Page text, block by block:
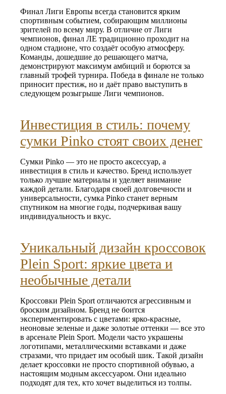
Финал Лиги Европы всегда становится ярким
спортивным событием, собирающим миллионы
зрителей по всему миру. В отличие от Лиги
чемпионов, финал ЛЕ традиционно проходит на
одном стадионе, что создаёт особую атмосферу.
Команды, дошедшие до решающего матча,
демонстрируют максимум амбиций и борются за
главный трофей турнира. Победа в финале не только
приносит престиж, но и даёт право выступить в
следующем розыгрыше Лиги чемпионов.
Инвестиция в стиль: почему
сумки Pinko стоят своих денег
Сумки Pinko — это не просто аксессуар, а
инвестиция в стиль и качество. Бренд использует
только лучшие материалы и уделяет внимание
каждой детали. Благодаря своей долговечности и
универсальности, сумка Pinko станет верным
спутником на многие годы, подчеркивая вашу
индивидуальность и вкус.
Уникальный дизайн кроссовок
Plein Sport: яркие цвета и
необычные детали
Кроссовки Plein Sport отличаются агрессивным и
броским дизайном. Бренд не боится
экспериментировать с цветами: ярко-красные,
неоновые зеленые и даже золотые оттенки — все это
в арсенале Plein Sport. Модели часто украшены
логотипами, металлическими вставками и даже
стразами, что придает им особый шик. Такой дизайн
делает кроссовки не просто спортивной обувью, а
настоящим модным аксессуаром. Они идеально
подходят для тех, кто хочет выделиться из толпы.